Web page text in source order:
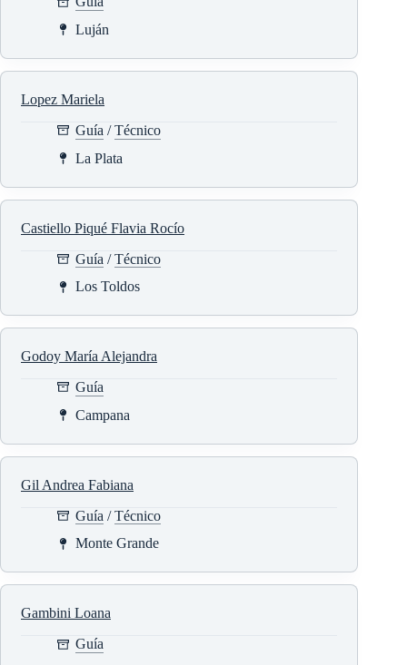
Luján
Lopez Mariela
Guía /Técnico
La Plata
Castiello Piqué Flavia Rocío
Guía /Técnico
Los Toldos
Godoy María Alejandra
Guía
Campana
Gil Andrea Fabiana
Guía /Técnico
Monte Grande
Gambini Loana
Guía